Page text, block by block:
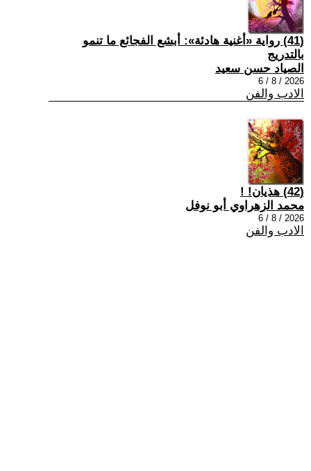
(41) رواية «أغنية هادئة»: أبشع الفجائع ما تنمو
بالتدريج
الصياد حسن سعيد
2026 / 8 / 6
الادب والفن
(42) هذيان! !
محمد الزهراوي أبو نوفل
2026 / 8 / 6
الادب والفن